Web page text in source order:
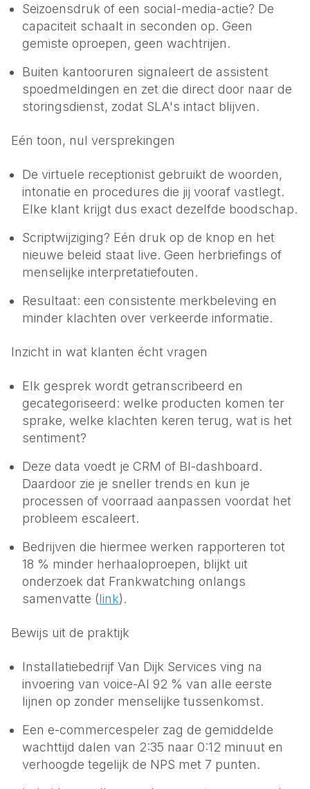
Seizoensdruk of een social-media-actie? De
capaciteit schaalt in seconden op. Geen
gemiste oproepen, geen wachtrijen.
Buiten kantooruren signaleert de assistent
spoedmeldingen en zet die direct door naar de
storingsdienst, zodat SLA's intact blijven.
Eén toon, nul versprekingen
De virtuele receptionist gebruikt de woorden,
intonatie en procedures die jij vooraf vastlegt.
Elke klant krijgt dus exact dezelfde boodschap.
Script­wijziging? Eén druk op de knop en het
nieuwe beleid staat live. Geen her­briefings of
menselijke interpretatie­fouten.
Resultaat: een consistente merk­beleving en
minder klachten over verkeerde informatie.
Inzicht in wat klanten écht vragen
Elk gesprek wordt getranscribeerd en
gecategoriseerd: welke producten komen ter
sprake, welke klachten keren terug, wat is het
sentiment?
Deze data voedt je CRM of BI-dashboard.
Daardoor zie je sneller trends en kun je
processen of voorraad aanpassen voordat het
probleem escaleert.
Bedrijven die hiermee werken rapporteren tot
18 % minder herhaal­oproepen, blijkt uit
onderzoek dat Frankwatching onlangs
samenvatte (link).
Bewijs uit de praktijk
Installatie­bedrijf Van Dijk Services ving na
invoering van voice-AI 92 % van alle eerste
lijnen op zonder menselijke tussenkomst.
Een e-commerce­speler zag de gemiddelde
wachttijd dalen van 2:35 naar 0:12 minuut en
verhoogde tegelijk de NPS met 7 punten.